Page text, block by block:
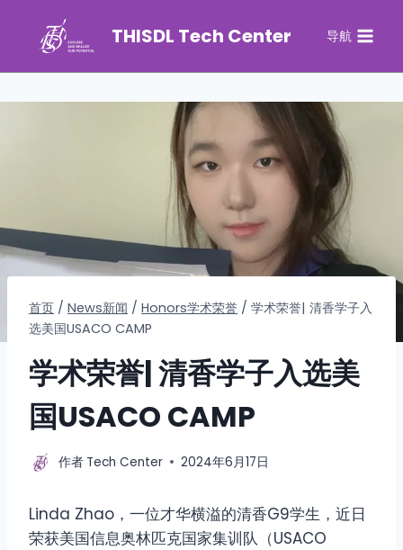
THISDL Tech Center 导航
首页 / News新闻 / Honors学术荣誉 / 学术荣誉| 清香学子入
选美国USACO CAMP
学术荣誉| 清香学子入选美
国USACO CAMP
作者 Tech Center 2024年6月17日
Linda Zhao，一位才华横溢的清香G9学生，近日
荣获美国信息奥林匹克国家集训队（USACO